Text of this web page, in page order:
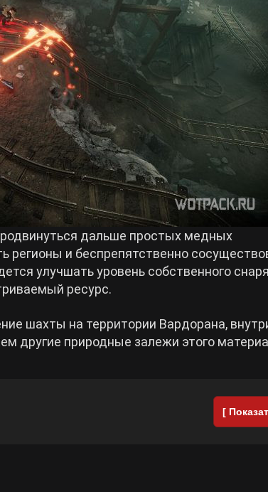
дальше простых медных
регионы и беспрепятственно
улучшать уровень собственного
ресурс.
шахты на территории Вардорана,
другие природные залежи этого
[